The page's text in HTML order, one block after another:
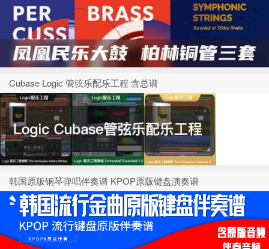
Cubase Logic 管弦乐配乐工程 含总谱
韩国原版钢琴弹唱伴奏谱 KPOP原版键盘演奏谱